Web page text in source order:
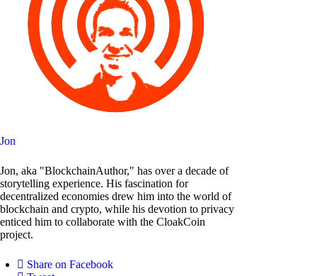
Jon
Jon, aka "BlockchainAuthor," has over a decade of
storytelling experience. His fascination for
decentralized economies drew him into the world of
blockchain and crypto, while his devotion to privacy
enticed him to collaborate with the CloakCoin
project.
Share on Facebook